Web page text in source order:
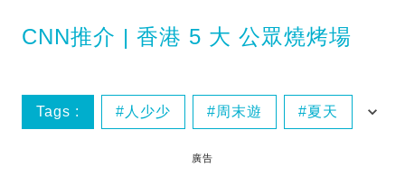
CNN推介 | 香港 5 大 公眾燒烤場
Tags : 人少少 周末遊 夏天
廣告